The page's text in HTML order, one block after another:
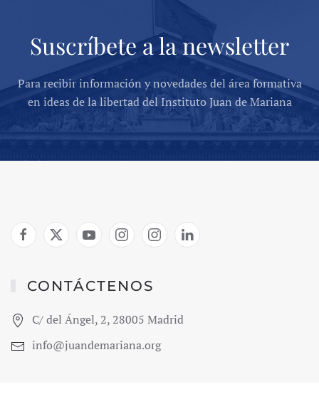
Suscríbete a la newsletter
Para recibir información y novedades del área formativa
en ideas de la libertad del Instituto Juan de Mariana
CONTÁCTENOS
C/ del Ángel, 2, 28005 Madrid
info@juandemariana.org